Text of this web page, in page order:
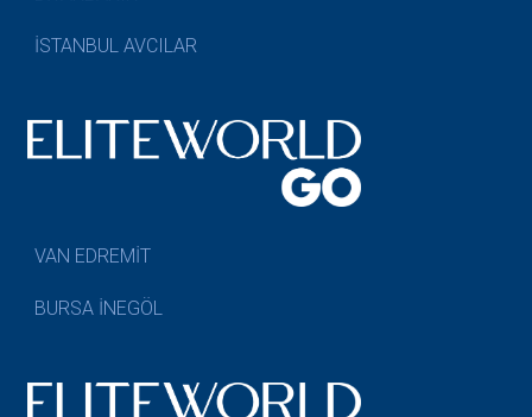
İSTANBUL AVCILAR
VAN EDREMİT
BURSA İNEGÖL